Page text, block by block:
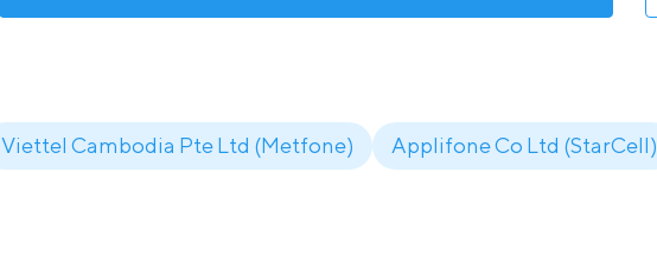
Viettel Cambodia Pte Ltd (Metfone) Applifone Co Ltd (StarCell)